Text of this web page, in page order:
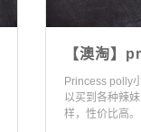
【澳淘】
淘攻略（
Princess polly
以买到各种辣
样，性价比高。